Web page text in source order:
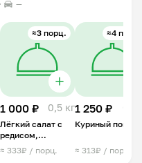
—
≈3 порц.
1 000 ₽ 0,5 кг
Лёгкий салат с
редисом,
огурцом и
сметаной
≈ 333₽ / порц.
≈4 порц.
1 250 ₽
Куриный
≈ 313₽ / порц.